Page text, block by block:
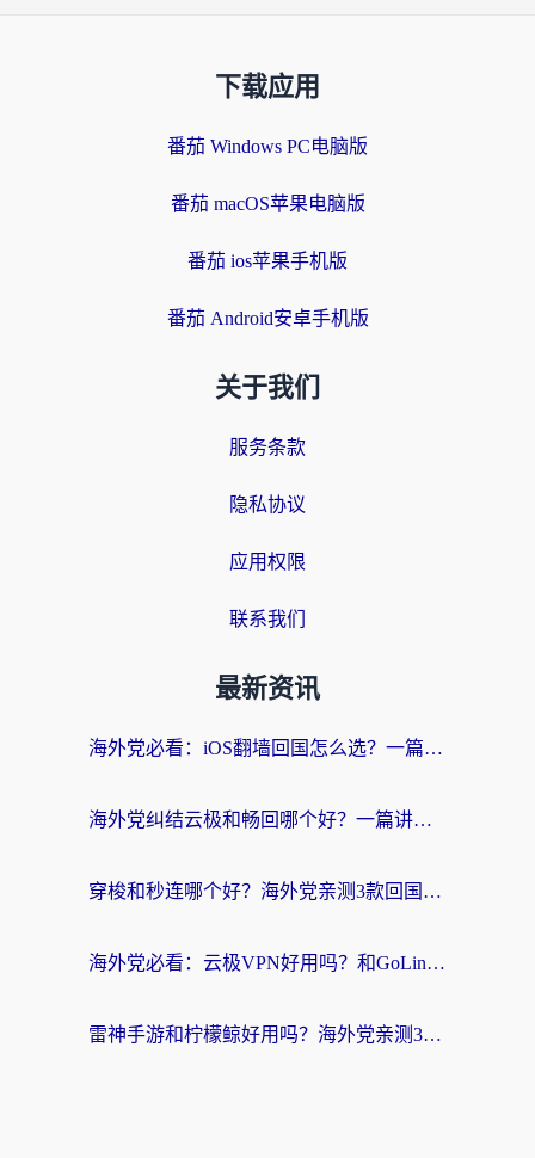
下载应用
番茄 Windows PC电脑版
番茄 macOS苹果电脑版
番茄 ios苹果手机版
番茄 Android安卓手机版
关于我们
服务条款
隐私协议
应用权限
联系我们
最新资讯
海外党必看：iOS翻墙回国怎么选？一篇搞定无缝访问国内资源
海外党纠结云极和畅回哪个好？一篇讲透回国加速器怎么选（附避坑指南）
穿梭和秒连哪个好？海外党亲测3款回国加速器，教你在国外正常浏览国内网站
海外党必看：云极VPN好用吗？和GoLinkVPN对比哪个回国效果更好？附真实体验指南
雷神手游和柠檬鲸好用吗？海外党亲测3款回国加速器，教你避开破解VPN坑